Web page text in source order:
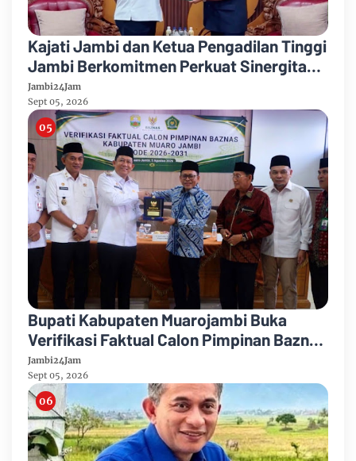
Kajati Jambi dan Ketua Pengadilan Tinggi
Jambi Berkomitmen Perkuat Sinergitas
Penegakan Hukum
Jambi24Jam
Sept 05, 2026
Bupati Kabupaten Muarojambi Buka
Verifikasi Faktual Calon Pimpinan Baznas
Tahun 2026-2031
Jambi24Jam
Sept 05, 2026